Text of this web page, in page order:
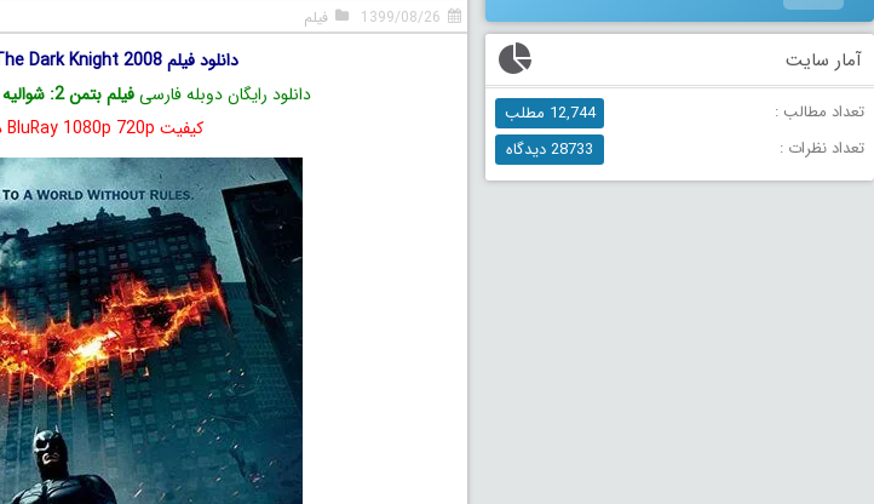
1399/08/26 فیلم
دانلود فیلم The Dark Knight 2008 با لینک مستقیم
دانلود رایگان دوبله فارسیفیلم بتمن 2: شوالیه تاریکی 2008
کیفیت BluRay 1080p 720p دوبله فارسی
آمار سایت
تعداد مطالب :
12,744 مطلب
تعداد نظرات :
28733 دیدگاه